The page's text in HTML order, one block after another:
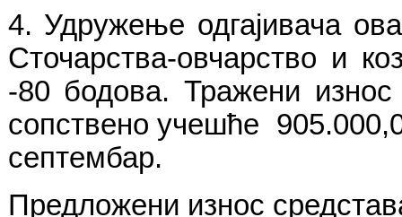
4. Удружење одгајивача
Сточарства-овчарство и
-80 бодова. Тражени
сопствено учешће
септембар.
Предложени износ